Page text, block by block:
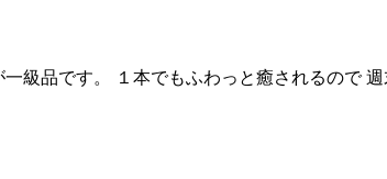
級品です。 １本でもふわっと癒されるので